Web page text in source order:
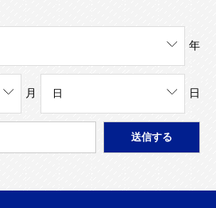
年
月 日